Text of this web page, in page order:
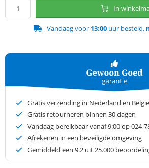
In
Vandaag voor 13:00uur besteld,
Gratis verzending in Nederland en België
Gratis retourneren binnen 30 dagen
Vandaag bereikbaar vanaf 9:00 op 024-
Afrekenen in een beveiligde omgeving
Gemiddeld een 9.2 uit 25.000